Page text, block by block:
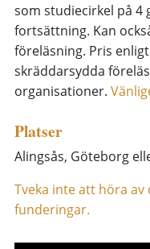
som studiecirkel på 4
fortsättning. Kan
föreläsning. Pris
skräddarsydda
organisationer.
Platser
Alingsås, Göteborg
Tveka inte att höra
funderingar.